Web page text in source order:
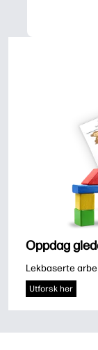
Oppdag
Lekbaserte
Utforsk her